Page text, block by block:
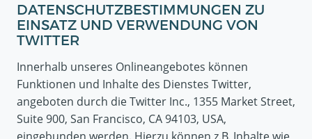
DATENSCHUTZBESTIMMUNGEN ZU
EINSATZ UND VERWENDUNG VON
TWITTER
Innerhalb unseres Onlineangebotes können
Funktionen und Inhalte des Dienstes Twitter,
angeboten durch die Twitter Inc., 1355 Market Street,
Suite 900, San Francisco, CA 94103, USA,